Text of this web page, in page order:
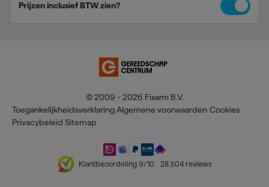
Prijzen inclusief BTW zien?
© 2009 - 2026 Fixami B.V.
Toegankelijkheidsverklaring Algemene voorwaarden Cookies
Privacybeleid Sitemap
Klantbeoordeling 9/10 28.504 reviews